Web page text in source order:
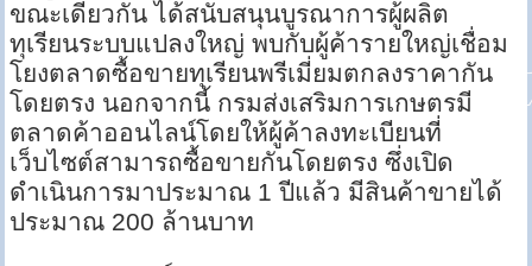
ขณะเดียวกัน ได้สนับสนุนบูรณาการผู้ผลิต
ทุเรียนระบบแปลงใหญ่ พบกับผู้ค้ารายใหญ่เชื่อม
โยงตลาดซื้อขายทุเรียนพรีเมี่ยมตกลงราคากัน
โดยตรง นอกจากนี้ กรมส่งเสริมการเกษตรมี
ตลาดค้าออนไลน์โดยให้ผู้ค้าลงทะเบียนที่
เว็บไซต์สามารถซื้อขายกันโดยตรง ซึ่งเปิด
ดำเนินการมาประมาณ 1 ปีแล้ว มีสินค้าขายได้
ประมาณ 200 ล้านบาท